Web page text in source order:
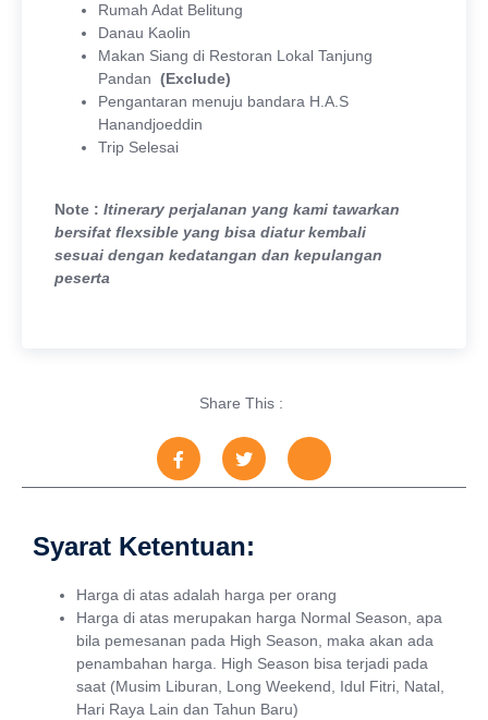
Rumah Adat Belitung
Danau Kaolin
Makan Siang di Restoran Lokal Tanjung
Pandan (Exclude)
Pengantaran menuju bandara H.A.S
Hanandjoeddin
Trip Selesai
Note : Itinerary perjalanan yang kami tawarkan
bersifat flexsible yang bisa diatur kembali
sesuai dengan kedatangan dan kepulangan
peserta
Share This :
Syarat Ketentuan:
Harga di atas adalah harga per orang
Harga di atas merupakan harga Normal Season, apa
bila pemesanan pada High Season, maka akan ada
penambahan harga. High Season bisa terjadi pada
saat (Musim Liburan, Long Weekend, Idul Fitri, Natal,
Hari Raya Lain dan Tahun Baru)